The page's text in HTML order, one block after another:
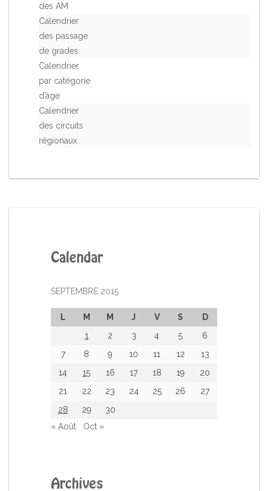
des AM
Calendrier
des passage
de grades
Calendrier
par catégorie
d’âge
Calendrier
des circuits
régionaux
Calendar
SEPTEMBRE 2015
L M M J V S
D
1
2 3 4 5
6
7
8 9 10 11 12
13
14
15 16 17 18 19
20
21
22 23 24 25 26
27
28
29
30
« Août
Oct »
Archives